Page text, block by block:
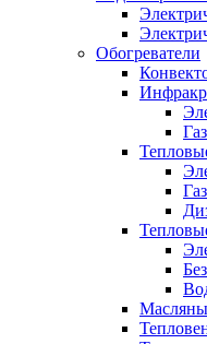
Обогреватели